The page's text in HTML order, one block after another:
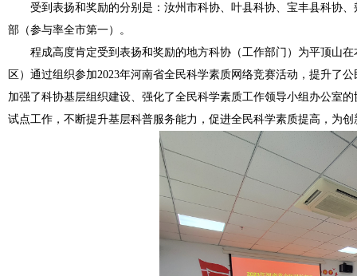
受到表扬和奖励的分别是：汝州市科协、叶县科协、宝丰县科协
部（参与率全市第一）。
程成高度肯定受到表扬和奖励的地方科协（工作部门）为平顶山
区）通过组织参加2023年河南省全民科学素质网络竞赛活动，提升了
加强了科协基层组织建设、强化了全民科学素质工作领导小组办公室
试点工作，不断提升基层科普服务能力，促进全民科学素质提高，为